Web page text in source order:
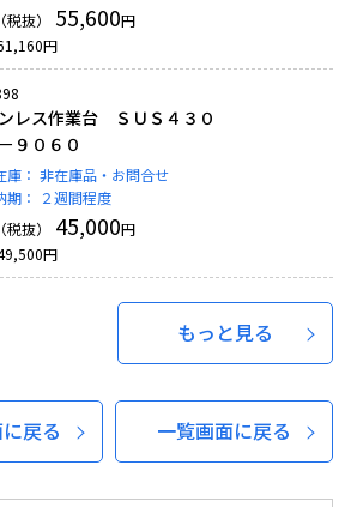
抜）
55,600円
円
レス作業台 ＳＵＳ４３０
９０６０
庫： 非在庫品・お問合せ
期：
２週間程度
抜）
45,000円
円
もっと見る
戻る 一覧画面に戻る